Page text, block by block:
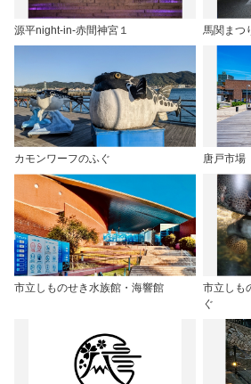
源平night-in-赤間神宮１ 馬関まつ
カモンワーフのふぐ 唐戸市場
市立しものせき水族館・海響館
市立しも
ぐ